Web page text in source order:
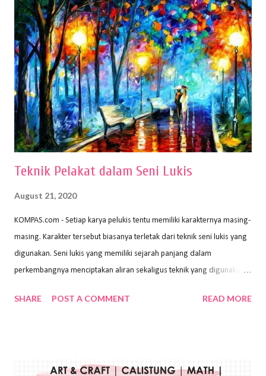
memiliki spesifikasi berbeda sesuai jenisnya. Berikut peralatan
menggambar bentuk: 1. Kertas Gambar Kegiatan menggambar
membutuhkan kertas yang baik agar proses pembuatan gambar lebih
nyaman dan maksimal. Bahan kertas yang baik salah satu syaratnya
adalah tidak mudah sobek, mengingat menggambar merupakan
proses menggores dan menghapus. Kertas adalah bahan yang paling
ideal digunakan untuk menggambar. Dalam menggambar
menggunakan pen...
Teknik Pelakat dalam Seni Lukis
August 21, 2020
KOMPAS.com - Setiap karya pelukis tentu memiliki karakternya masing-
masing. Karakter tersebut biasanya terletak dari teknik seni lukis yang
digunakan. Seni lukis yang memiliki sejarah panjang dalam
perkembangnya menciptakan aliran sekaligus teknik yang digunakan.
Wayan Kun Adnyana, teknik yang berbeda tentunya akan
menggunakan bahan dasar cat air, cat akrilik, atau cat minyak dengan
SHARE POST A COMMENT READ MORE